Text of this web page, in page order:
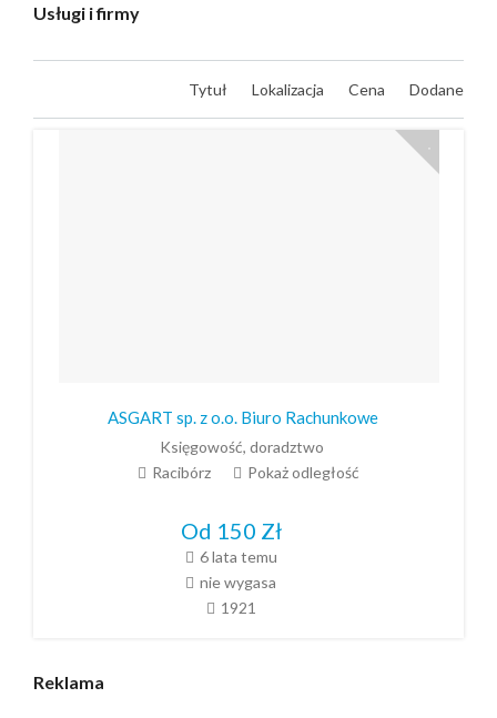
Usługi i firmy
Tytuł Lokalizacja Cena Dodane
ASGART sp. z o.o. Biuro Rachunkowe
Księgowość, doradztwo
Racibórz
Pokaż odległość
Od 150 Zł
6 lata temu
nie wygasa
1921
Reklama